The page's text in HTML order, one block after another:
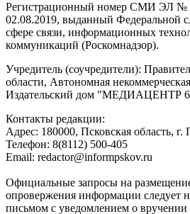
Регистрационный номер СМИ ЭЛ №
02.08.2019, выданный Федеральной
сфере связи, информационных
коммуникаций (Роскомнадзор).
Учредитель (соучредители):
области, Автономная
Издательский дом "МЕДИАЦЕНТР
Контакты редакции:
Адреc: 180000, Псковская область,
Телефон: 8(8112) 500-405
Email: redactor@informpskov.ru
Официальные запросы на
опровержения информации следует
письмом с уведомлением о вручении